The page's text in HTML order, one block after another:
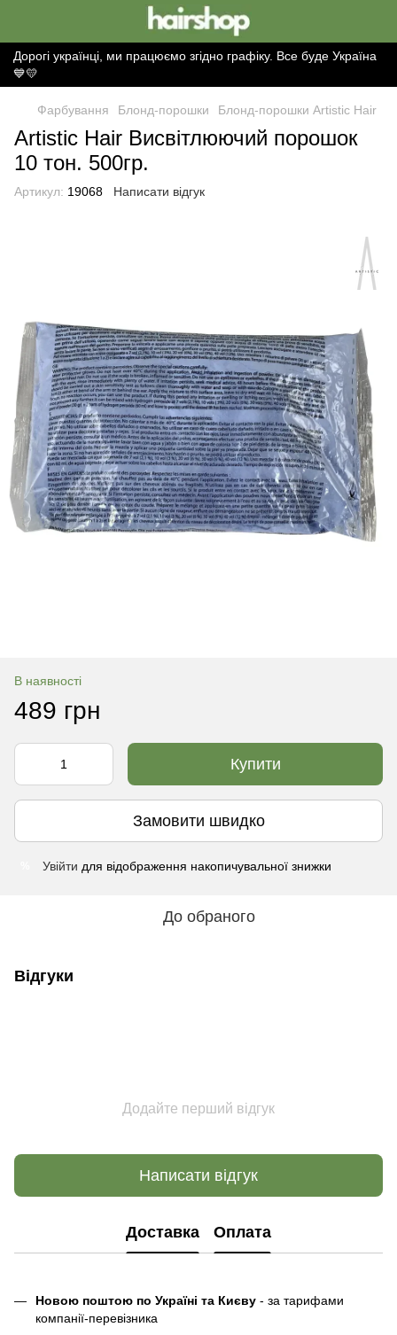
Дорогі українці, ми працюємо згідно графіку. Все буде Україна
💙💛
Фарбування Блонд-порошки Блонд-порошки Artistic Hair
Аrtistic Нair Висвітлюючий порошок
10 тон. 500гр.
Артикул: 19068 Написати відгук
В наявності
489 грн
Купити
Замовити швидко
Увійти для відображення накопичувальної знижки
До обраного
Відгуки
Додайте перший відгук
Написати відгук
Доставка Оплата
Новою поштою по Україні та Києву - за тарифами
компанії-перевізника